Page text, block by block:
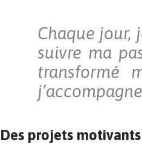
Chaque jour,
suivre ma
transformé
Des projets